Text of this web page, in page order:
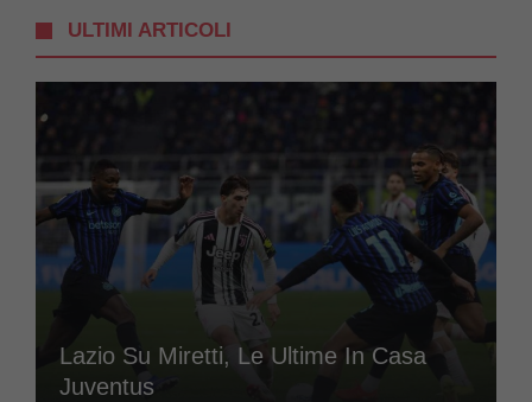
ULTIMI ARTICOLI
Lazio Su Miretti, Le Ultime In Casa
Juventus